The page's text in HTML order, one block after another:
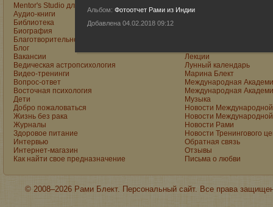
Mentor's Studio для детей и подростков
Аудио-книги
Библиотека
Биография
Благотворительность
Блог
Вакансии
Ведическая астропсихология
Видео-тренинги
Вопрос-ответ
Восточная психология
Дети
Добро пожаловаться
Жизнь без рака
Журналы
Здоровое питание
Интервью
Интернет-магазин
Как найти свое предназначение
Как стать реальным
Лекции
Лунный календарь
Марина Блект
Международная
Международная
Музыка
Новости
Новости
Новости Рами
Новости Тренингового
Обратная связь
Отзывы
Письма о любви
© 2008–2026 Рами Блект. Персональный сайт. Все права
Альбом: Фотоотчет Рами из Индии
Добавлена 04.02.2018 09:12